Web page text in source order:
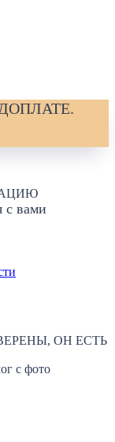
с вами
ОН ЕСТЬ
с фото